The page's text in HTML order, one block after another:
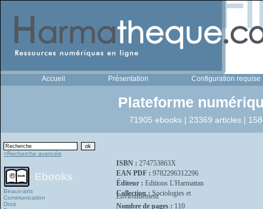
Accueil Présentation Configuration requise
Plateforme
71905 ebooks | 23369 articles |
>Recherche avancée
Ebooks
Beaux-arts
Communication
Droit
ISBN : 274753863X
EAN PDF : 9782296312296
Éditeur : Editions L'Harmattan
Collection :Sociologies et
Environnement
Nombre de pages : 110